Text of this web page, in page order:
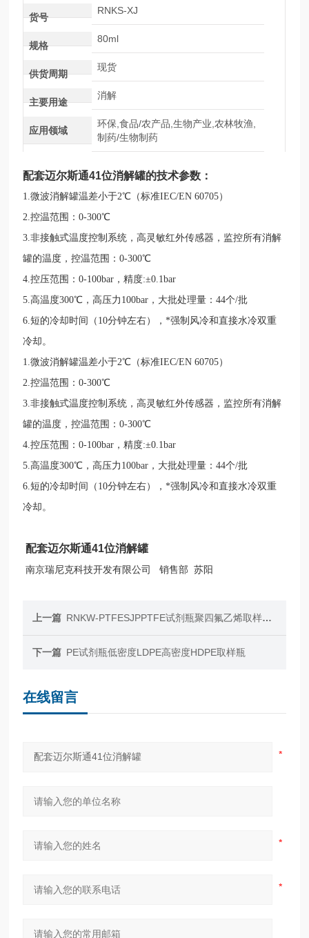
货号
RNKS-XJ
规格
80ml
供货周期
现货
主要用途
消解
应用领域
环保,食品/农产品,生物产业,农林牧渔,
制药/生物制药
配套迈尔斯通41位消解罐的技术参数：
1.微波消解罐温差小于2℃（标准IEC/EN 60705）
2.控温范围：0-300℃
3.非接触式温度控制系统，高灵敏红外传感器，监控所有消解
罐的温度，控温范围：0-300℃
4.控压范围：0-100bar，精度:±0.1bar
5.高温度300℃，高压力100bar，大批处理量：44个/批
6.短的冷却时间（10分钟左右），*强制风冷和直接水冷双重
冷却。
1.微波消解罐温差小于2℃（标准IEC/EN 60705）
2.控温范围：0-300℃
3.非接触式温度控制系统，高灵敏红外传感器，监控所有消解
罐的温度，控温范围：0-300℃
4.控压范围：0-100bar，精度:±0.1bar
5.高温度300℃，高压力100bar，大批处理量：44个/批
6.短的冷却时间（10分钟左右），*强制风冷和直接水冷双重
冷却。
配套迈尔斯通41位消解罐
南京瑞尼克科技开发有限公司 销售部 苏阳
上一篇 RNKW-PTFESJPPTFE试剂瓶聚四氟乙烯取样瓶50ml定制厂家
下一篇 PE试剂瓶低密度LDPE高密度HDPE取样瓶
在线留言